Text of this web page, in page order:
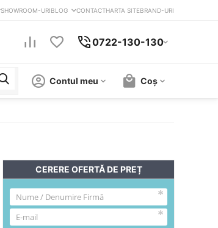
SHOWROOM-URIBLOG CONTACTHARTA SITEBRAND-URI
0722-130-130
Coș
Contul meu
CERERE OFERTĂ DE PREȚ